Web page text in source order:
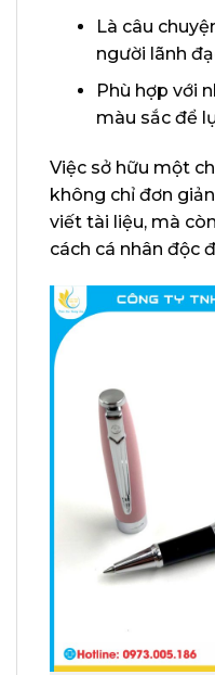
Là câu
người lãnh
Phù hợp với
màu sắc để
Việc sở hữu một
không chỉ đơn
viết tài liệu, mà
cách cá nhân độc